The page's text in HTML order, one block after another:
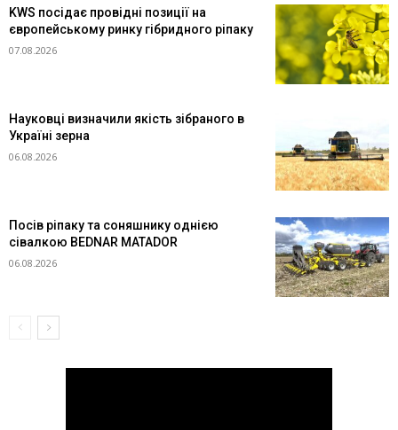
KWS посідає провідні позиції на
європейському ринку гібридного ріпаку
07.08.2026
Науковці визначили якість зібраного в
Україні зерна
06.08.2026
Посів ріпаку та соняшнику однією
сівалкою BEDNAR MATADOR
06.08.2026